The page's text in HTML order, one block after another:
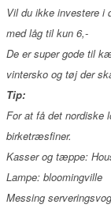
Vil du ikke investere i
med låg til kun 6,-
De er super gode til
vintersko og tøj der
Tip:
For at få det nordiske
birketræsfiner.
Kasser og tæppe:
Lampe: bloomingville
Messing